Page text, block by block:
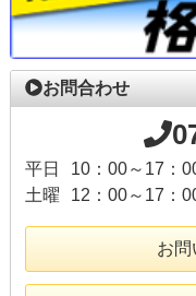
お問合わせ
平日
10：00～17：
土曜
12：00～17：
お問